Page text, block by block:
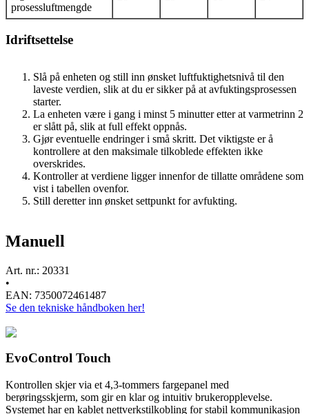
prosessluftmengde
Idriftsettelse
Slå på enheten og still inn ønsket luftfuktighetsnivå til den
laveste verdien, slik at du er sikker på at avfuktingsprosessen
starter.
La enheten være i gang i minst 5 minutter etter at varmetrinn 2
er slått på, slik at full effekt oppnås.
Gjør eventuelle endringer i små skritt. Det viktigste er å
kontrollere at den maksimale tilkoblede effekten ikke
overskrides.
Kontroller at verdiene ligger innenfor de tillatte områdene som
vist i tabellen ovenfor.
Still deretter inn ønsket settpunkt for avfukting.
Manuell
Art. nr.: 20331
•
EAN: 7350072461487
Se den tekniske håndboken her!
EvoControl Touch
Kontrollen skjer via et 4,3-tommers fargepanel med
berøringsskjerm, som gir en klar og intuitiv brukeropplevelse.
Systemet har en kablet nettverkstilkobling for stabil kommunikasjon